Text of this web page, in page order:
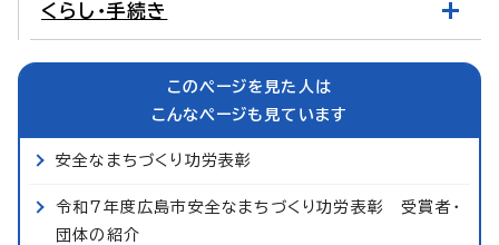
くらし・手続き
このページを見た人は
こんなページも見ています
安全なまちづくり功労表彰
令和7年度広島市安全なまちづくり功労表彰 受賞者・
団体の紹介